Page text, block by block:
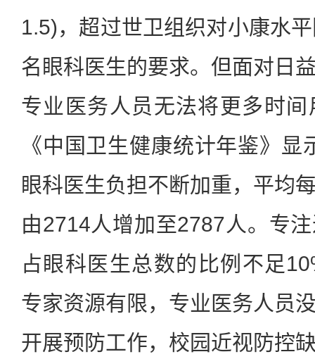
1.5)，超过世卫组织对小康水
名眼科医生的要求。但面对日
专业医务人员无法将更多时
《中国卫生健康统计年鉴》
眼科医生负担不断加重，平均
由2714人增加至2787人。专
占眼科医生总数的比例不足
专家资源有限，专业医务人员
开展预防工作，校园近视防控